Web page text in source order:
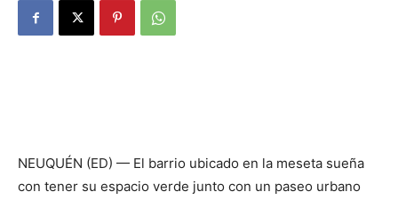
NEUQUÉN (ED) — El barrio ubicado en la meseta sueña
con tener su espacio verde junto con un paseo urbano